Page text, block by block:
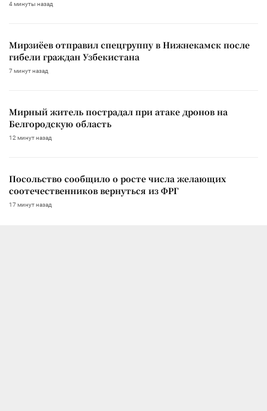
4 минуты назад
Мирзиёев отправил спецгруппу в Нижнекамск после
гибели граждан Узбекистана
7 минут назад
Мирный житель пострадал при атаке дронов на
Белгородскую область
12 минут назад
Посольство сообщило о росте числа желающих
соотечественников вернуться из ФРГ
17 минут назад